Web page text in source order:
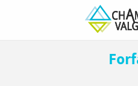
Réserver votre